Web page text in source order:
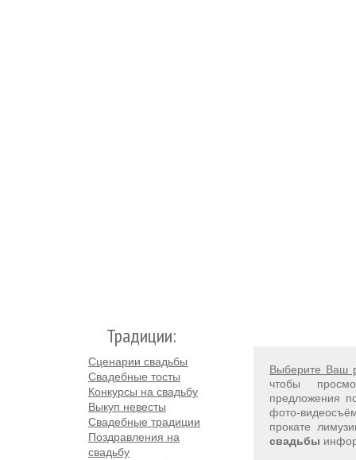
Традиции:
Сценарии свадьбы
Свадебные тосты
Конкурсы на свадьбу
Выкуп невесты
Свадебные традиции
Поздравления на
свадьбу
Выберите Ваш
чтобы
предложения
фото-
прокате
свадьбы